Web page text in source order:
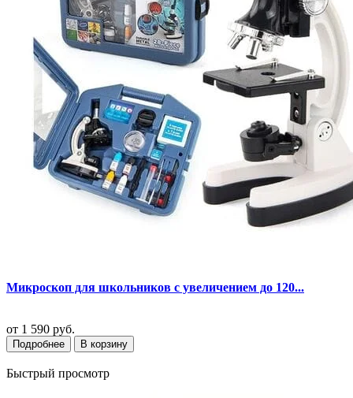
Микроскоп для школьников с увеличением до 120...
от 1 590 руб.
Подробнее В корзину
Быстрый просмотр